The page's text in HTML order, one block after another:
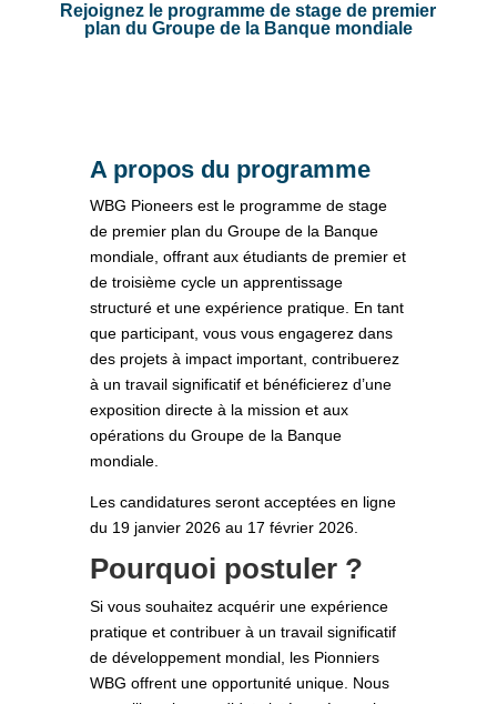
Rejoignez le programme de stage de premier
plan du Groupe de la Banque mondiale
A propos du programme
WBG Pioneers est le programme de stage
de premier plan du Groupe de la Banque
mondiale, offrant aux étudiants de premier et
de troisième cycle un apprentissage
structuré et une expérience pratique. En tant
que participant, vous vous engagerez dans
des projets à impact important, contribuerez
à un travail significatif et bénéficierez d’une
exposition directe à la mission et aux
opérations du Groupe de la Banque
mondiale.
Les candidatures seront acceptées en ligne
du 19 janvier 2026 au 17 février 2026.
Pourquoi postuler ?
Si vous souhaitez acquérir une expérience
pratique et contribuer à un travail significatif
de développement mondial, les Pionniers
WBG offrent une opportunité unique. Nous